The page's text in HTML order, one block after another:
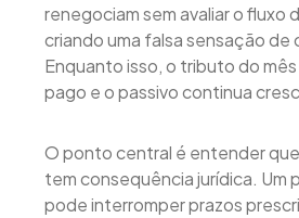
renegociam sem avaliar o fluxo
criando uma falsa sensação de
Enquanto isso, o tributo do
pago e o passivo continua
O ponto central é entender
tem consequência jurídica. Um
pode interromper prazos